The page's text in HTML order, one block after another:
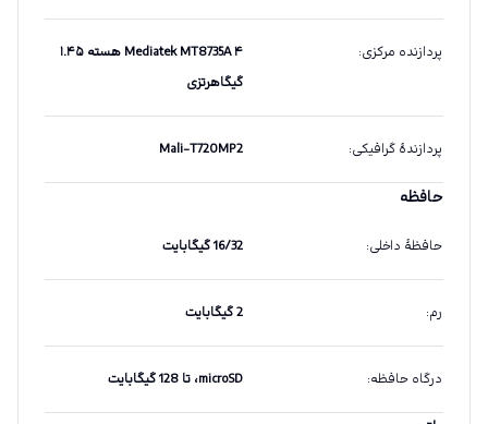
پردازنده مرکزی:
Mediatek MT8735A ۴ هسته ۱.۴۵
گیگاهرتزی
پردازندهٔ گرافیکی:
Mali-T720MP2
حافظه
حافظهٔ داخلی: 16/32 گیگابایت
رم: 2 گیگابایت
درگاه حافظه: microSD، تا 128 گیگابایت